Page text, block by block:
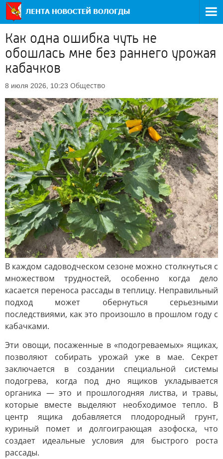
Как одна ошибка чуть не
обошлась мне без раннего урожая
кабачков
8 июля 2026, 10:23 Общество
В каждом садоводческом сезоне можно столкнуться с
множеством трудностей, особенно когда дело
касается переноса рассады в теплицу. Неправильный
подход может обернуться серьезными
последствиями, как это произошло в прошлом году с
кабачками.
Эти овощи, посаженные в «подогреваемых» ящиках,
позволяют собирать урожай уже в мае. Секрет
заключается в создании специальной системы
подогрева, когда под дно ящиков укладывается
органика — это и прошлогодняя листва, и травы,
которые вместе выделяют необходимое тепло. В
центр ящика добавляется плодородный грунт,
куриный помет и долгоиграющая азофоска, что
создает идеальные условия для быстрого роста
рассады.